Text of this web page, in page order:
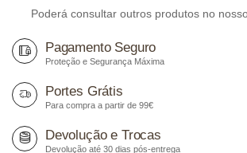
Poderá consultar outros produtos no
Pagamento Seguro
Proteção e Segurança Máxima
Portes Grátis
Para compra a partir de 99€
Devolução e Trocas
Devolução até 30 dias pós-entrega